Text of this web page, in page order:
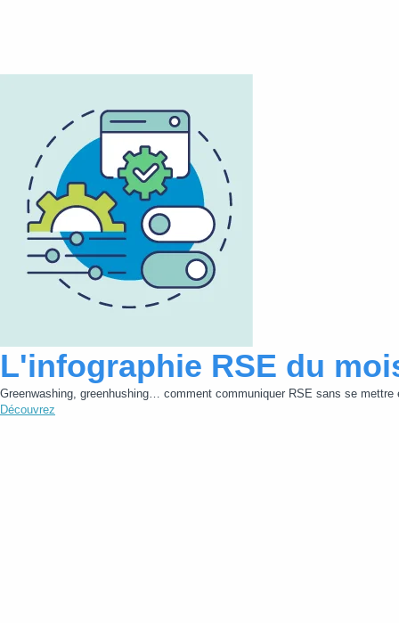
L'infographie RSE du
Greenwashing, greenhushing… comment communiquer RSE sans se mettre
Découvrez